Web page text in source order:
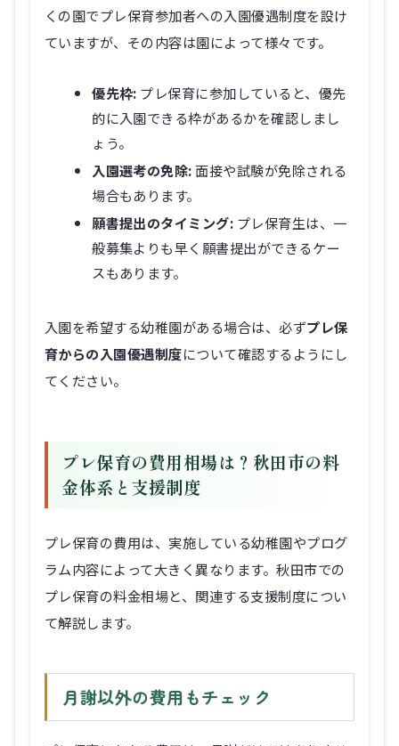
くの園でプレ保育参加者への入園優遇制度を設け
ていますが、その内容は園によって様々です。
優先枠: プレ保育に参加していると、優先
的に入園できる枠があるかを確認しまし
ょう。
入園選考の免除:面接や試験が免除される
場合もあります。
願書提出のタイミング: プレ保育生は、一
般募集よりも早く願書提出ができるケー
スもあります。
入園を希望する幼稚園がある場合は、必ずプレ保
育からの入園優遇制度について確認するようにし
てください。
プレ保育の費用相場は？秋田市の料
金体系と支援制度
プレ保育の費用は、実施している幼稚園やプログ
ラム内容によって大きく異なります。秋田市での
プレ保育の料金相場と、関連する支援制度につい
て解説します。
月謝以外の費用もチェック